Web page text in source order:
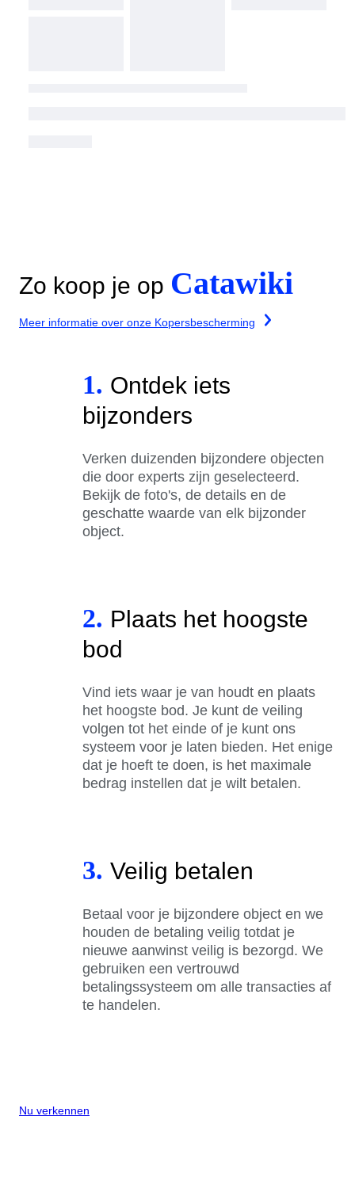
Zo koop je op Catawiki
Meer informatie over onze Kopersbescherming
1. Ontdek iets
bijzonders
Verken duizenden bijzondere objecten
die door experts zijn geselecteerd.
Bekijk de foto's, de details en de
geschatte waarde van elk bijzonder
object.
2. Plaats het hoogste
bod
Vind iets waar je van houdt en plaats
het hoogste bod. Je kunt de veiling
volgen tot het einde of je kunt ons
systeem voor je laten bieden. Het enige
dat je hoeft te doen, is het maximale
bedrag instellen dat je wilt betalen.
3. Veilig betalen
Betaal voor je bijzondere object en we
houden de betaling veilig totdat je
nieuwe aanwinst veilig is bezorgd. We
gebruiken een vertrouwd
betalingssysteem om alle transacties af
te handelen.
Nu verkennen